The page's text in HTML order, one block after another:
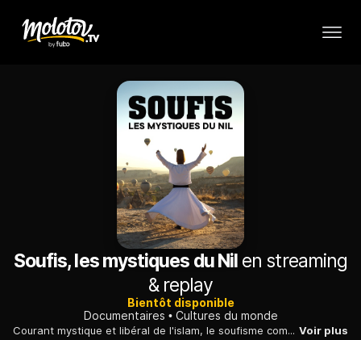
Soufis, les mystiques du Nil en streaming
& replay
Bientôt disponible
Documentaires
Cultures du monde
Courant mystique et libéral de l'islam, le soufisme compte de nombreux adeptes en Egypte. A Ad-Dayr, rencontre avec un musicien soufi et les femmes de sa famille. Voir plus